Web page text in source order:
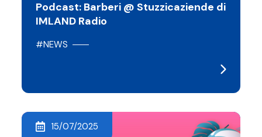
Podcast: Barberi @ Stuzzicaziende di
IMLAND Radio
#NEWS
15/07/2025